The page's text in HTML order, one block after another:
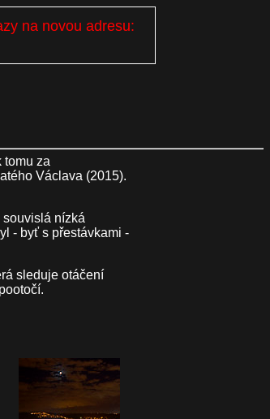
na novou adresu:
tomu za
Václava (2015).
souvislá nízká
- byť s přestávkami -
sleduje otáčení